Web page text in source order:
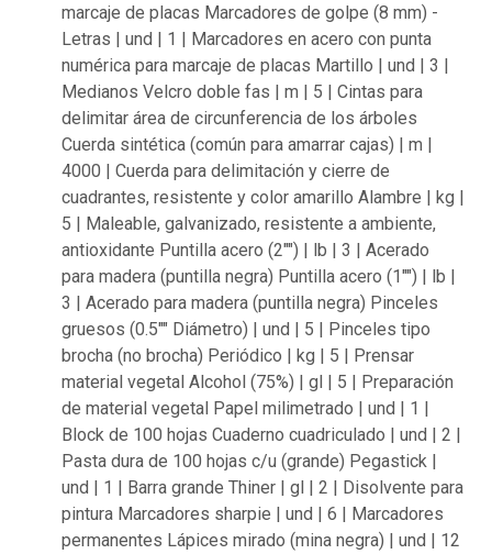
marcaje de placas Marcadores de golpe (8 mm) -
Letras | und | 1 | Marcadores en acero con punta
numérica para marcaje de placas Martillo | und | 3 |
Medianos Velcro doble fas | m | 5 | Cintas para
delimitar área de circunferencia de los árboles
Cuerda sintética (común para amarrar cajas) | m |
4000 | Cuerda para delimitación y cierre de
cuadrantes, resistente y color amarillo Alambre | kg |
5 | Maleable, galvanizado, resistente a ambiente,
antioxidante Puntilla acero (2"") | lb | 3 | Acerado
para madera (puntilla negra) Puntilla acero (1"") | lb |
3 | Acerado para madera (puntilla negra) Pinceles
gruesos (0.5"" Diámetro) | und | 5 | Pinceles tipo
brocha (no brocha) Periódico | kg | 5 | Prensar
material vegetal Alcohol (75%) | gl | 5 | Preparación
de material vegetal Papel milimetrado | und | 1 |
Block de 100 hojas Cuaderno cuadriculado | und | 2 |
Pasta dura de 100 hojas c/u (grande) Pegastick |
und | 1 | Barra grande Thiner | gl | 2 | Disolvente para
pintura Marcadores sharpie | und | 6 | Marcadores
permanentes Lápices mirado (mina negra) | und | 12